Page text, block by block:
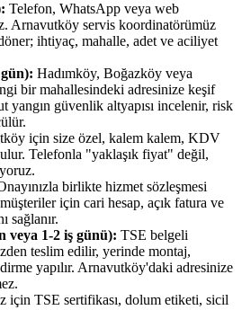
Telefon, WhatsApp veya web
Arnavutköy servis koordinatörümüz
ihtiyaç, mahalle, adet ve aciliyet
Hadımköy, Boğazköy veya
bir mahallesindeki adresinize keşif
yangın güvenlik altyapısı incelenir, risk
için size özel, kalem kalem, KDV
Telefonla "yaklaşık fiyat" değil,
birlikte hizmet sözleşmesi
için cari hesap, açık fatura ve
sağlanır.
veya 1-2 iş günü): TSE belgeli
teslim edilir, yerinde montaj,
yapılır. Arnavutköy'daki adresinize
için TSE sertifikası, dolum etiketi, sicil